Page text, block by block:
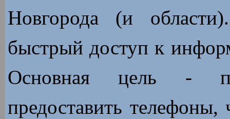
Новгорода (и
быстрый доступ к
Основная цель -
предоставить